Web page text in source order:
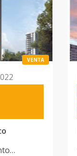
VENTA